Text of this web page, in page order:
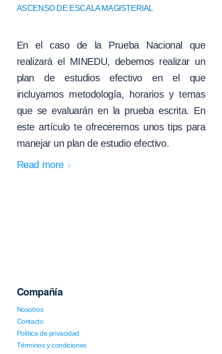
ASCENSO DE ESCALA MAGISTERIAL
En el caso de la Prueba Nacional que
realizará el MINEDU, debemos realizar un
plan de estudios efectivo en el que
incluyamos metodología, horarios y temas
que se evaluarán en la prueba escrita. En
este artículo te ofreceremos unos tips para
manejar un plan de estudio efectivo.
Read more
Compañía
Nosotros
Contacto
Política de privacidad
Términos y condiciones